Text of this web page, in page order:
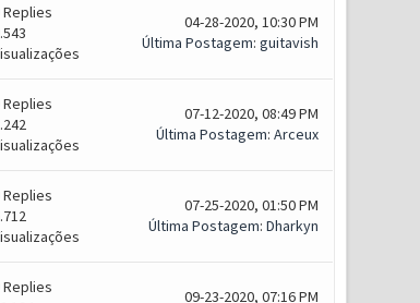
Replies
04-28-2020, 10:30 PM
Última Postagem: guitavish
Replies
07-12-2020, 08:49 PM
Última Postagem: Arceux
Replies
07-25-2020, 01:50 PM
Última Postagem: Dharkyn
Replies
09-23-2020, 07:16 PM